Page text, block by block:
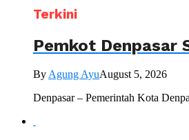
Terkini
Pemkot Denpasar
ByAgung AyuAugust 5, 2026
Denpasar – Pemerintah Kota